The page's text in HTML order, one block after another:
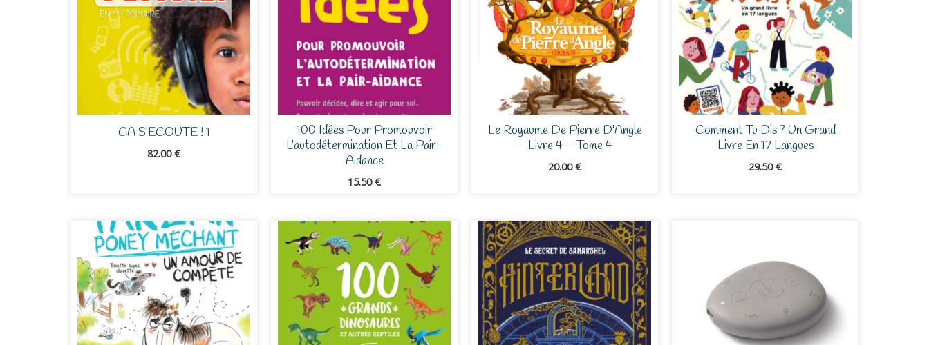
CA S’ECOUTE ! 1
82.00€
100 Idées Pour Promouvoir
L’autodétermination Et La Pair-
Aidance
15.50€
Le Royaume De Pierre D’Angle
– Livre 4 – Tome 4
20.00€
Comment Tu Dis ? Un Grand
Livre En 17 Langues
29.50€